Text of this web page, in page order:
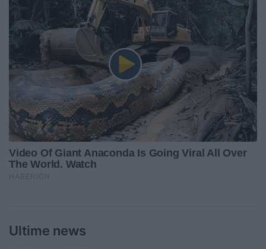
Ultime news